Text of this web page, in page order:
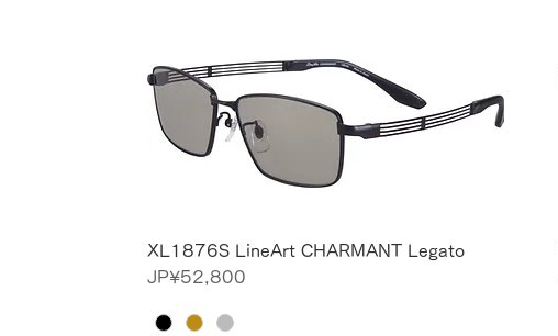
XL1876S LineArt CHARMANT Legato
價格
JP¥52,800